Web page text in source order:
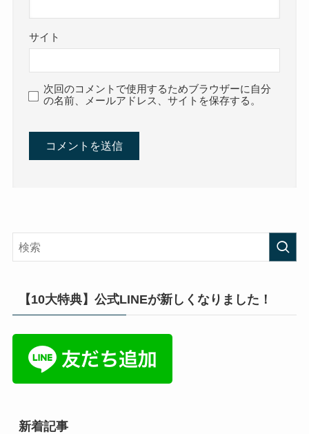
サイト
次回のコメントで使用するためブラウザーに自分
の名前、メールアドレス、サイトを保存する。
【10大特典】公式LINEが新しくなりました！
新着記事